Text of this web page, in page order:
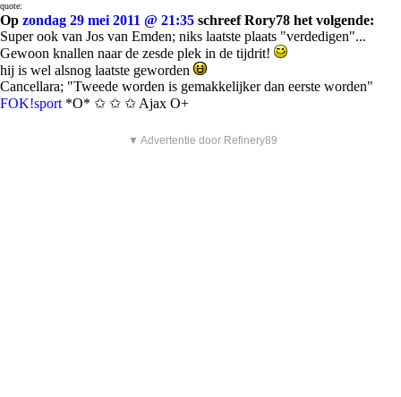
quote:
Op zondag 29 mei 2011 @ 21:35 schreef Rory78 het volgende:
Super ook van Jos van Emden; niks laatste plaats "verdedigen"...
Gewoon knallen naar de zesde plek in de tijdrit!
hij is wel alsnog laatste geworden
Cancellara; "Tweede worden is gemakkelijker dan eerste worden"
FOK!sport *O* ✩ ✩ ✩ Ajax O+
▼ Advertentie door Refinery89